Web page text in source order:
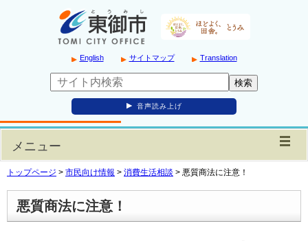
English サイトマップ Translation
音声読み上げ
メニュー
トップページ > 市民向け情報 > 消費生活相談 > 悪質商法に注意！
悪質商法に注意！